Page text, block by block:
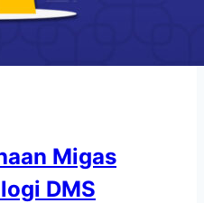
Migas
DMS